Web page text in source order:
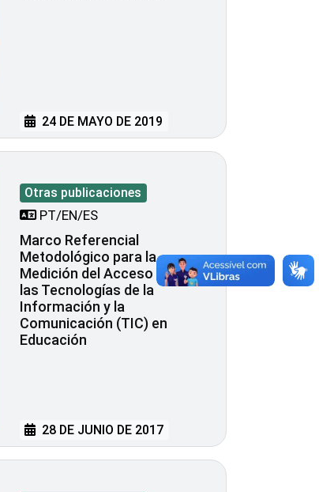
24 DE MAYO DE 2019
Otras publicaciones
PT/EN/ES
Marco Referencial
Metodológico para la
Medición del Acceso y Uso de
las Tecnologías de la
Información y la
Comunicación (TIC) en
Educación
28 DE JUNIO DE 2017